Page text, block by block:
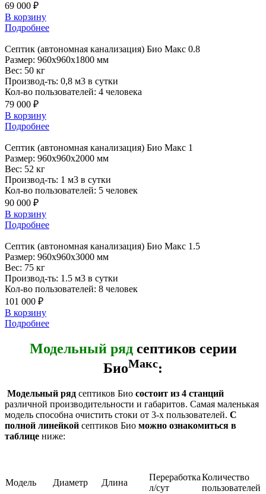
69 000 ₽
В корзину
Подробнее
Септик (автономная канализация) Био Макс 0.8
Размер: 960x960x1800 мм
Вес: 50 кг
Производ-ть: 0,8 м3 в сутки
Кол-во пользователей: 4 человека
79 000 ₽
В корзину
Подробнее
Септик (автономная канализация) Био Макс 1
Размер: 960x960x2000 мм
Вес: 52 кг
Производ-ть: 1 м3 в сутки
Кол-во пользователей: 5 человек
90 000 ₽
В корзину
Подробнее
Септик (автономная канализация) Био Макс 1.5
Размер: 960x960x3000 мм
Вес: 75 кг
Производ-ть: 1.5 м3 в сутки
Кол-во пользователей: 8 человек
101 000 ₽
В корзину
Подробнее
Модельный рядсептиков серии
БиоМакс:
Модельный ряд септиков Био состоит из 4 станций
различной производительности и габаритов. Самая маленькая
модель способна очистить стоки от 3-х пользователей. С
полной линейкой септиков Био можно ознакомиться в
таблице ниже:
Модель Диаметр Длина
Переработка
л/сут
Количество
пользователей